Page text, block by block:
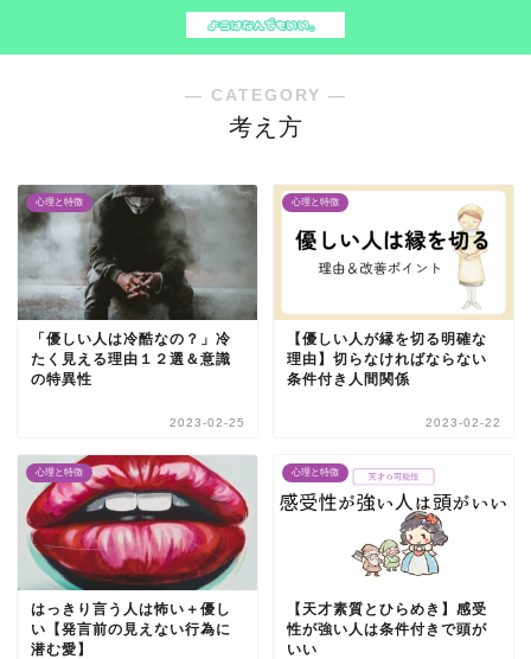
― CATEGORY ―
考え方
心理と特徴
「優しい人は冷酷なの？」冷
たく見える理由１２選＆意識
の特異性
2023-02-25
心理と特徴
【優しい人が縁を切る明確な
理由】切らなければならない
条件付き人間関係
2023-02-22
心理と特徴
はっきり言う人は怖い＋優し
い【発言前の見えない行為に
潜む愛】
心理と特徴
【天才素質とひらめき】感受
性が強い人は条件付きで頭が
いい